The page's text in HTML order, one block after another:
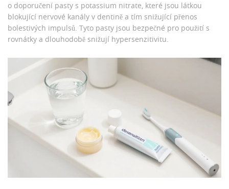
o doporučení pasty s potassium nitrate, které jsou látkou
blokující nervové kanály v dentině a tím snižující přenos
bolestivých impulsů. Tyto pasty jsou bezpečné pro použití s
rovnátky a dlouhodobě snižují hypersenzitivitu.